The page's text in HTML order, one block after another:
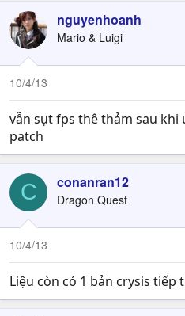
nguyenhoanh
Mario & Luigi
10/4/13
vẫn sụt fps thê thảm sau khi
patch
C conanran12
Dragon Quest
10/4/13
Liệu còn có 1 bản crysis tiếp